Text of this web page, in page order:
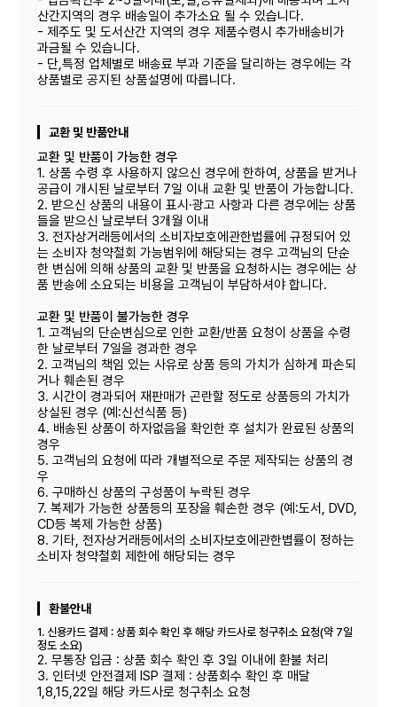
산간지역의 경우 배송일이 추가소요 될 수 있습니다.
- 제주도 및 도서산간 지역의 경우 제품수령시 추가배송비가
과금될 수 있습니다.
- 단,특정 업체별로 배송료 부과 기준을 달리하는 경우에는 각
상품별로 공지된 상품설명에 따릅니다.
교환 및 반품안내
교환 및 반품이 가능한 경우
1. 상품 수령 후 사용하지 않으신 경우에 한하여, 상품을 받거나
공급이 개시된 날로부터 7일 이내 교환 및 반품이 가능합니다.
2. 받으신 상품의 내용이 표시·광고 사항과 다른 경우에는 상품
들을 받으신 날로부터 3개월 이내
3. 전자상거래등에서의 소비자보호에관한법률에 규정되어 있
는 소비자 청약철회 가능범위에 해당되는 경우 고객님의 단순
한 변심에 의해 상품의 교환 및 반품을 요청하시는 경우에는 상
품 반송에 소요되는 비용을 고객님이 부담하셔야 합니다.
교환 및 반품이 불가능한 경우
1. 고객님의 단순변심으로 인한 교환/반품 요청이 상품을 수령
한 날로부터 7일을 경과한 경우
2. 고객님의 책임 있는 사유로 상품 등의 가치가 심하게 파손되
거나 훼손된 경우
3. 시간이 경과되어 재판매가 곤란할 정도로 상품등의 가치가
상실된 경우 (예:신선식품 등)
4. 배송된 상품이 하자없음을 확인한 후 설치가 완료된 상품의
경우
5. 고객님의 요청에 따라 개별적으로 주문 제작되는 상품의 경
우
6. 구매하신 상품의 구성품이 누락된 경우
7. 복제가 가능한 상품등의 포장을 훼손한 경우 (예:도서, DVD,
CD등 복제 가능한 상품)
8. 기타, 전자상거래등에서의 소비자보호에관한볍률이 정하는
소비자 청약철회 제한에 해당되는 경우
환불안내
1. 신용카드 결제 : 상품 회수 확인 후 해당 카드사로 청구취소 요청(약 7일
정도 소요)
2. 무통장 입금 : 상품 회수 확인 후 3일 이내에 환불 처리
3. 인터넷 안전결제 ISP 결제 : 상품회수 확인 후 매달
1,8,15,22일 해당 카드사로 청구취소 요청